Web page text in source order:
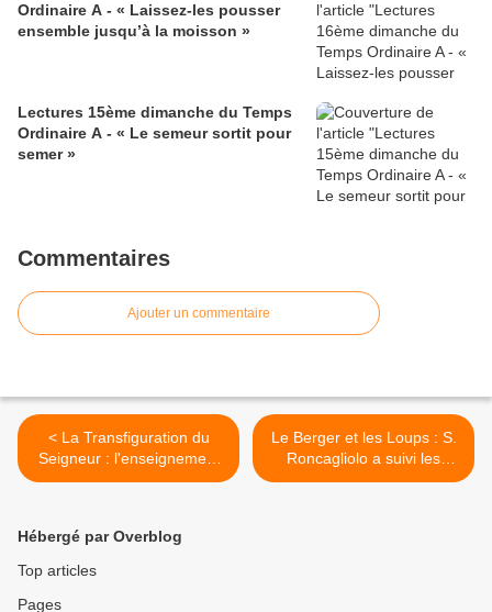
Ordinaire A - « Laissez-les pousser
ensemble jusqu’à la moisson »
Lectures 15ème dimanche du Temps
Ordinaire A - « Le semeur sortit pour
semer »
Commentaires
Ajouter un commentaire
< La Transfiguration du
Seigneur : l'enseignement
de saint Augustin sur le
Le Berger et les Loups : S.
Roncagliolo a suivi les
traces de Prevost, figure clé
Hébergé par Overblog
Top articles
Pages